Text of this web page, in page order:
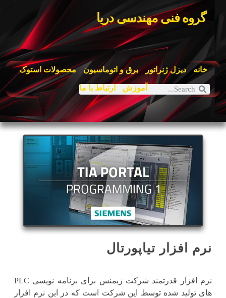
گروه فنی مهندسی دریا
خانه دیزل ژنراتور برق و اتوماسیون محصولات استوک
آموزش ارتباط با ما
نرم افزار تیاپورتال
نرم افزار قدرتمند شرکت زیمنس برای برنامه نویسی PLC
های تولید شده توسط این شرکت است که در این نرم افزار